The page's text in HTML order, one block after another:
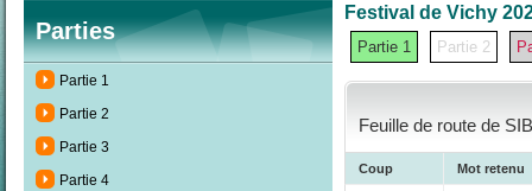
Parties
Partie 1
Partie 2
Partie 3
Partie 4
Festival de Vichy
Partie 1 Partie 2
Feuille de route de
Coup Mot retenu